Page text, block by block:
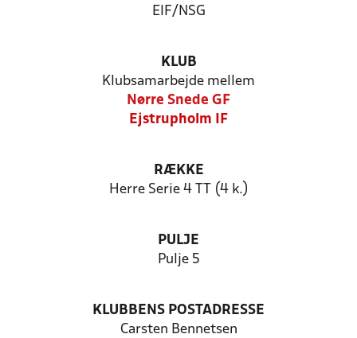
EIF/NSG
KLUB
Klubsamarbejde mellem
Nørre Snede GF
Ejstrupholm IF
RÆKKE
Herre Serie 4 TT (4 k.)
PULJE
Pulje 5
KLUBBENS POSTADRESSE
Carsten Bennetsen